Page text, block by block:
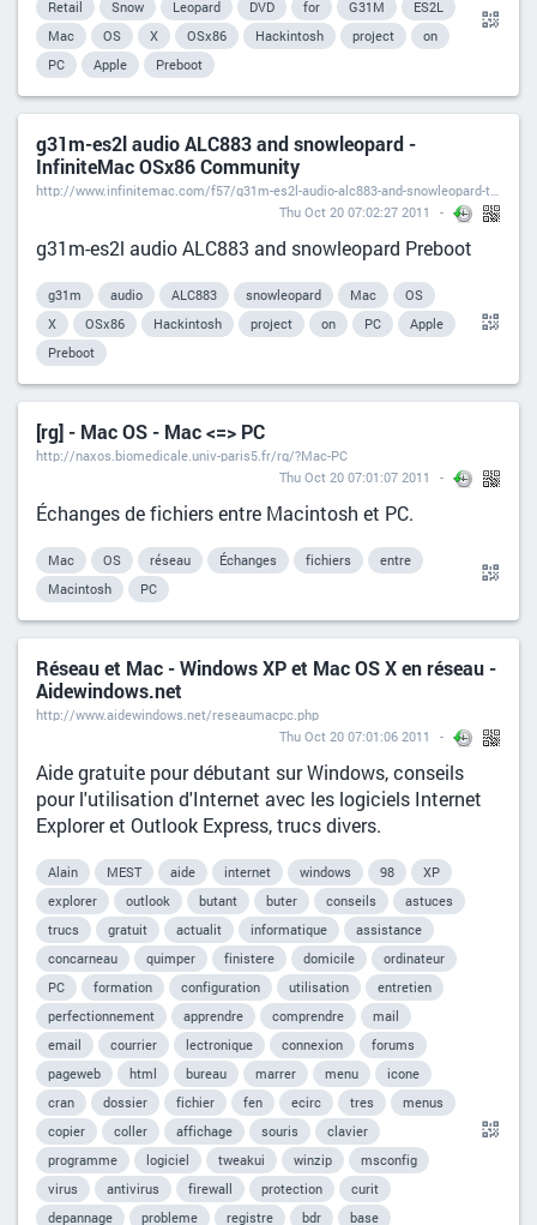
Retail
Snow Leopard DVD for G31M
ES2L
Mac
OS X OSx86 Hackintosh project
on
PC
Apple Preboot
g31m-es2l audio ALC883 and snowleopard -
InfiniteMac OSx86 Community
Thu Oct 20 07:02:27 2011
g31m-es2l audio ALC883 and snowleopard Preboot
g31m audio ALC883 snowleopard Mac
OS
X
OSx86 Hackintosh project on PC
Apple
Preboot
[rg] - Mac OS - Mac <=> PC
http://naxos.biomedicale.univ-paris5.fr/rg/?Mac-PC
Thu Oct 20 07:01:07 2011
Échanges de fichiers entre Macintosh et PC.
Mac OS réseau Échanges fichiers
entre
Macintosh
PC
Réseau et Mac - Windows XP et Mac OS X en réseau -
Aidewindows.net
http://www.aidewindows.net/reseaumacpc.php
Thu Oct 20 07:01:06 2011
Aide gratuite pour débutant sur Windows, conseils
pour l'utilisation d'Internet avec les logiciels Internet
Explorer et Outlook Express, trucs divers.
Alain MEST aide internet windows 98
XP
explorer
outlook butant buter conseils
astuces
trucs
gratuit actualit informatique
assistance
concarneau
quimper finistere domicile
ordinateur
PC
formation configuration utilisation
entretien
perfectionnement
apprendre comprendre
mail
email
courrier lectronique connexion
forums
pageweb
html bureau marrer menu
icone
cran
dossier fichier fen ecirc tres
menus
copier
coller affichage souris
clavier
programme
logiciel tweakui winzip
msconfig
virus
antivirus firewall protection
curit
depannage
probleme registre bdr base